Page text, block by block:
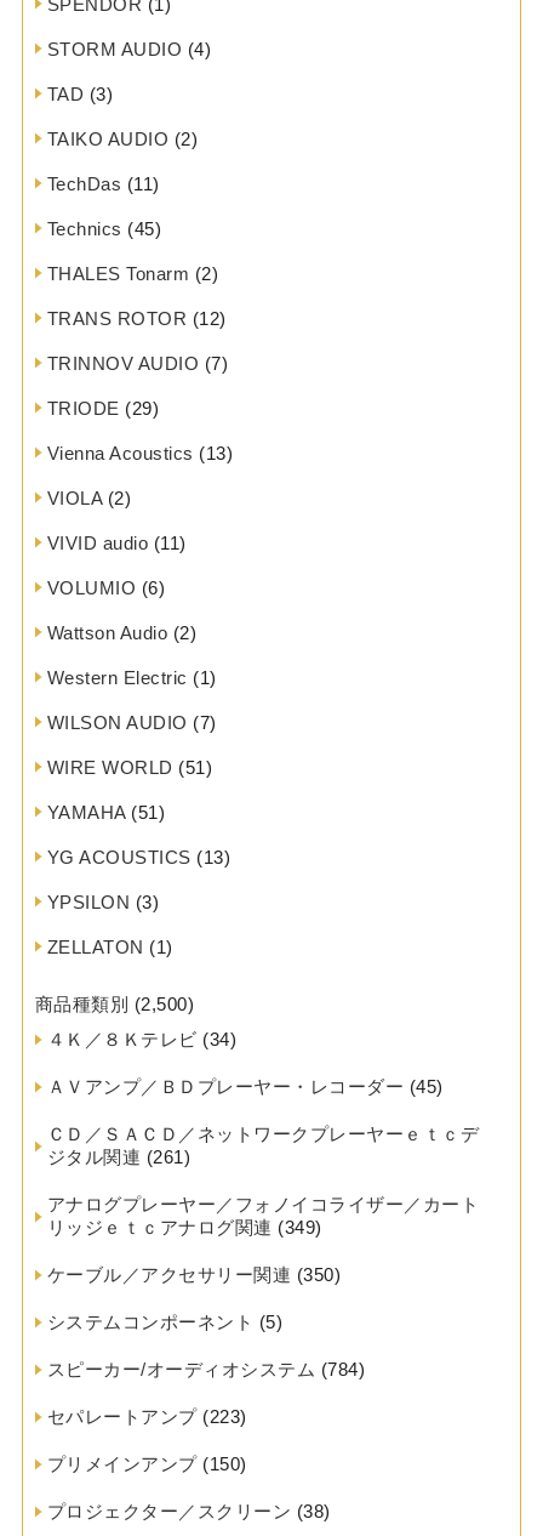
STORM AUDIO (4)
TAD (3)
TAIKO AUDIO (2)
TechDas (11)
Technics (45)
THALES Tonarm (2)
TRANS ROTOR (12)
TRINNOV AUDIO (7)
TRIODE (29)
Vienna Acoustics (13)
VIOLA(2)
VIVID audio (11)
VOLUMIO (6)
Wattson Audio (2)
Western Electric (1)
WILSON AUDIO (7)
WIRE WORLD (51)
YAMAHA(51)
YG ACOUSTICS (13)
YPSILON (3)
ZELLATON (1)
商品種類別 (2,500)
４Ｋ／８Ｋテレビ (34)
ＡＶアンプ／ＢＤプレーヤー・レコーダー (45)
ＣＤ／ＳＡＣＤ／ネットワークプレーヤーｅｔｃデ
ジタル関連 (261)
アナログプレーヤー／フォノイコライザー／カート
リッジｅｔｃアナログ関連 (349)
ケーブル／アクセサリー関連 (350)
システムコンポーネント (5)
スピーカー/オーディオシステム (784)
セパレートアンプ(223)
プリメインアンプ(150)
プロジェクター／スクリーン (38)